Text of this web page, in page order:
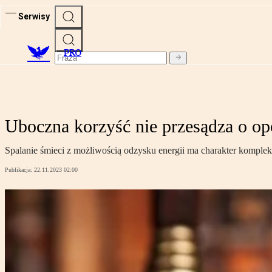
Serwisy
PRO
Uboczna korzyść nie przesądza o
Spalanie śmieci z możliwością odzysku energii ma charakter
Publikacja: 22.11.2023 02:00